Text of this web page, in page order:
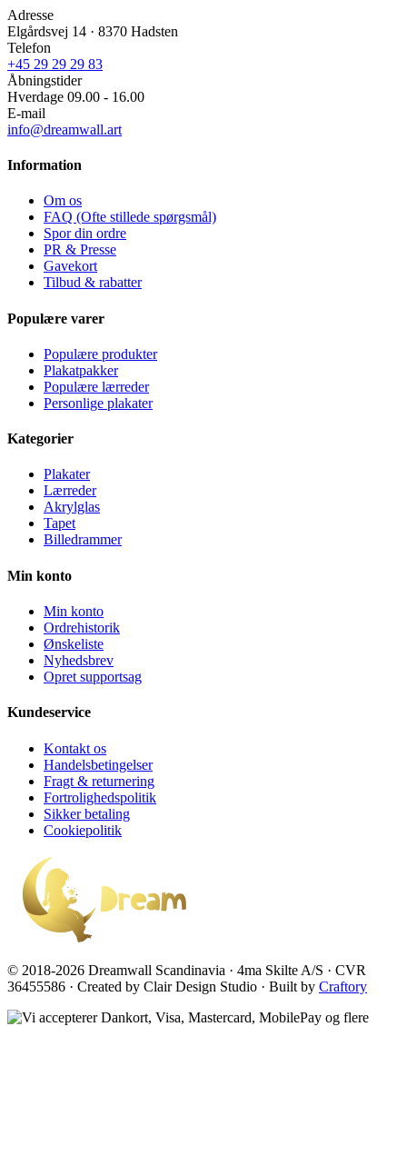
Adresse
Elgårdsvej 14 · 8370 Hadsten
Telefon
+45 29 29 29 83
Åbningstider
Hverdage 09.00 - 16.00
E-mail
info@dreamwall.art
Information
Om os
FAQ (Ofte stillede spørgsmål)
Spor din ordre
PR & Presse
Gavekort
Tilbud & rabatter
Populære varer
Populære produkter
Plakatpakker
Populære lærreder
Personlige plakater
Kategorier
Plakater
Lærreder
Akrylglas
Tapet
Billedrammer
Min konto
Min konto
Ordrehistorik
Ønskeliste
Nyhedsbrev
Opret supportsag
Kundeservice
Kontakt os
Handelsbetingelser
Fragt & returnering
Fortrolighedspolitik
Sikker betaling
Cookiepolitik
© 2018-2026 Dreamwall Scandinavia · 4ma Skilte A/S · CVR
36455586 · Created by Clair Design Studio · Built by Craftory